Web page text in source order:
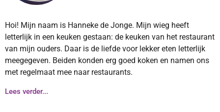
Hoi! Mijn naam is Hanneke de Jonge. Mijn wieg heeft
letterlijk in een keuken gestaan: de keuken van het restaurant
van mijn ouders. Daar is de liefde voor lekker eten letterlijk
meegegeven. Beiden konden erg goed koken en namen ons
met regelmaat mee naar restaurants.
Lees verder...